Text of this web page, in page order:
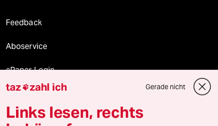
Feedback
Aboservice
ePaper Login
Downloads für Abonnierende
taz zahl ich Gerade nicht
Links lesen, rechts